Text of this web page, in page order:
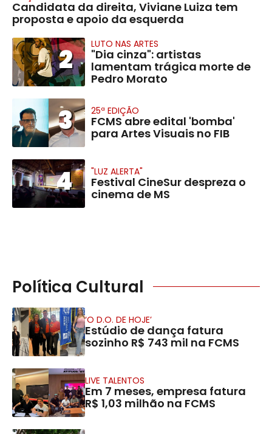
Candidata da direita, Viviane Luiza tem
proposta e apoio da esquerda
2 LUTO NAS ARTES
"Dia cinza": artistas
lamentam trágica morte de
Pedro Morato
3 25ª EDIÇÃO
FCMS abre edital 'bomba'
para Artes Visuais no FIB
4 "LUZ ALERTA"
Festival CineSur despreza o
cinema de MS
Política Cultural
‘O D.O. DE HOJE’
Estúdio de dança fatura
sozinho R$ 743 mil na FCMS
LIVE TALENTOS
Em 7 meses, empresa fatura
R$ 1,03 milhão na FCMS